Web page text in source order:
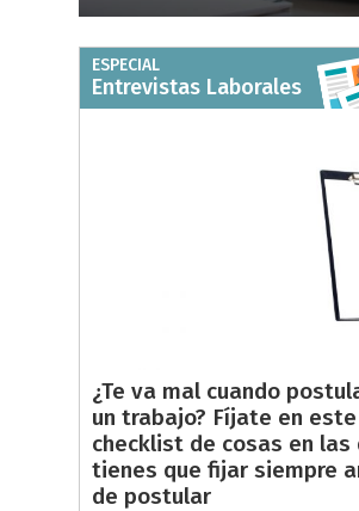
ESPECIAL
Entrevistas Laborales
¿Te va mal cuando
un trabajo? Fíjate en este
checklist de cosas en las
tienes que fijar siempre
de postular